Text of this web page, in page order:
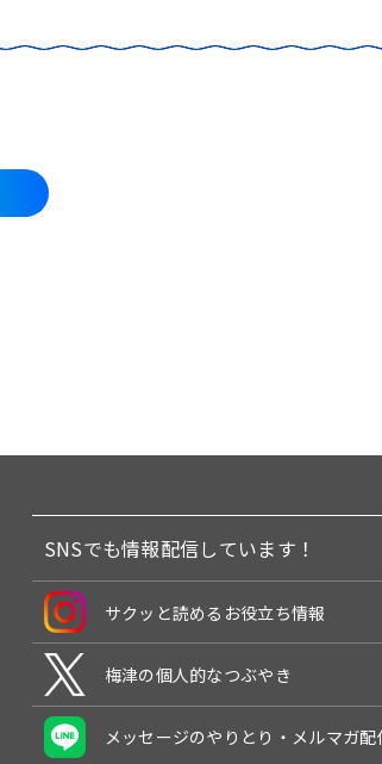
SNSでも情報配信しています！
サクッと読めるお役立ち情報
梅津の個人的なつぶやき
メッセージのやりとり・メルマガ配